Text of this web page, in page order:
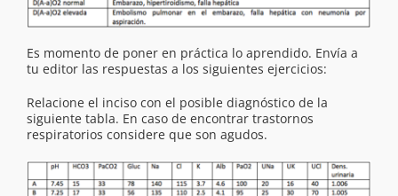
Es momento de poner en práctica lo aprendido. Envía a
tu editor las respuestas a los siguientes ejercicios:
Relacione el inciso con el posible diagnóstico de la
siguiente tabla. En caso de encontrar trastornos
respiratorios considere que son agudos.